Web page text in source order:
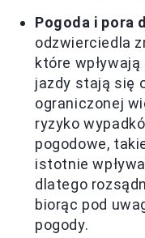
Pogoda i pora
odzwierciedla
które
jazdy stają się
ograniczonej
ryzyko
pogodowe,
istotnie
dlatego
biorąc pod
pogody.